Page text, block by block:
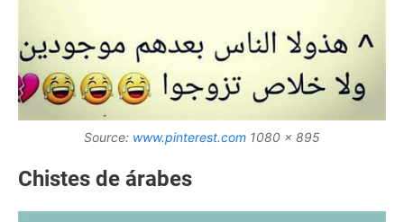
Source: www.pinterest.com 1080 x 895
Chistes de árabes